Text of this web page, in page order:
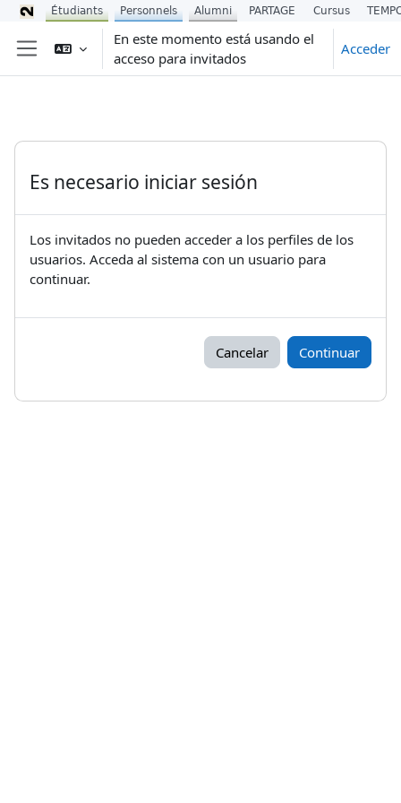
Salta al contenido principal
Panel lateral
En este momento está usando el
acceso para invitados
Acceder
Es necesario iniciar sesión
Los invitados no pueden acceder a los perfiles de los
usuarios. Acceda al sistema con un usuario para
continuar.
Cancelar Continuar
Étudiants Personnels Alumni PARTAGE Cursus